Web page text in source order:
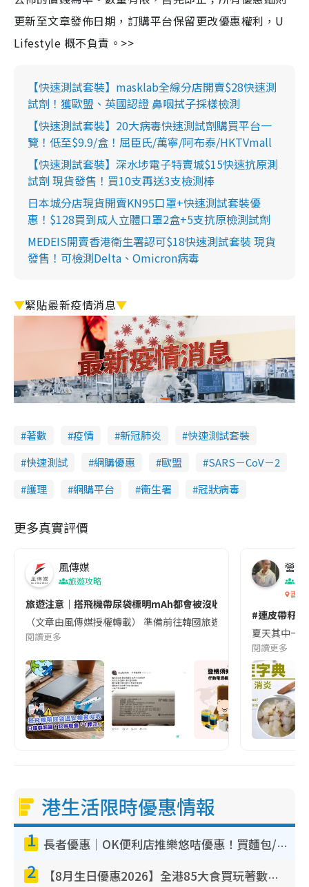
更新至文章發佈日期，訂購平台保留更改優惠權利，U
Lifestyle 概不負責。>>
【快速測試套裝】masklab全線分店開賣$28快速測
試劑！獲歐盟、英國認證 鼻咽拭子採樣檢測
【快速測試套裝】20大病毒快速測試劑購買平台一
覽！低至$9.9/盒！屈臣氏/萬寧/阿布泰/HKTVmall
【快速測試套裝】深水埗電子特賣城$15快速抗原測
試劑 現貨發售！買10支再送3支檢測棒
日本城分店現貨開賣KN95口罩+快速測試套裝優
惠！$128買到成人立體口罩2盒+5支抗原檢測試劑
MEDEIS開賣香港衛生署認可$18快速測試套裝 現貨
發售！可檢測Delta、Omicron病毒
▼緊貼最新疫情消息▼
著數 疫情 新冠肺炎
快速測試套裝
快速測試
網購優惠 歐盟
SARS－CoV－2
護理
網購平台 衞生署 冠狀病毒
更多真實評價
風傳媒
旅遊攻略
旅遊注意｜搭飛機帶尿袋標明mAh都會被沒收😱出發前切記檢查
（文章由風傳媒授權轉載） 準備前往韓國旅遊的民眾，近期要
閱讀更多
營養
香港
#連皮帶籽
夏天其中一
閱讀更多
港生活限時優惠情報
1 長者優惠｜OK便利店推樂悠咭優惠！買麵包/牛奶/保健品拍卡即減
2 【8月生日優惠2026】全港85大食買玩著數攻略 自助餐/火鍋放題同行免費＋誠品/DONKI送現金券